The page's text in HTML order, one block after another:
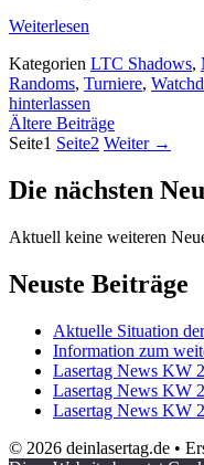
Weiterlesen
Kategorien LTC Shadows,
Randoms, Turniere,
hinterlassen
Ältere Beiträge
Seite1 Seite2 Weiter →
Die nächsten
Aktuell keine weiteren
Neuste Beiträge
Aktuelle Situation
Information zum
Lasertag News KW
Lasertag News KW
Lasertag News KW
© 2026 deinlasertag.de •